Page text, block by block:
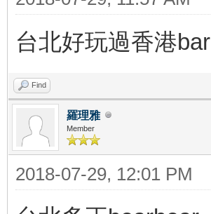
台北好玩過香港bar
Find
羅理雅
Member
2018-07-29, 12:01 PM